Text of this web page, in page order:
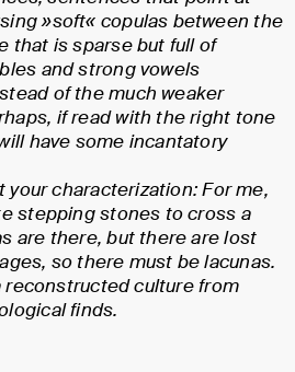
»soft« copulas between the
that is sparse but full of
and strong vowels
of the much weaker
if read with the right tone
have some incantatory
your characterization: For me,
stepping stones to cross a
are there, but there are lost
so there must be lacunas.
reconstructed culture from
finds.